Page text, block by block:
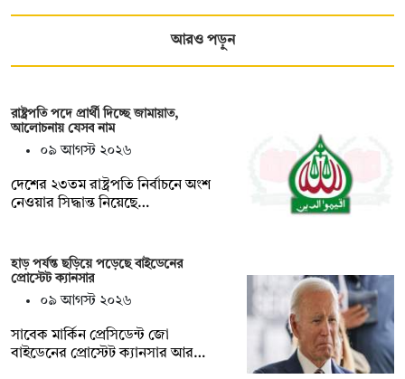
আরও পড়ুন
রাষ্ট্রপতি পদে প্রার্থী দিচ্ছে জামায়াত,
আলোচনায় যেসব নাম
০৯ আগস্ট ২০২৬
দেশের ২৩তম রাষ্ট্রপতি নির্বাচনে অংশ
নেওয়ার সিদ্ধান্ত নিয়েছে…
হাড় পর্যন্ত ছড়িয়ে পড়েছে বাইডেনের
প্রোস্টেট ক্যানসার
০৯ আগস্ট ২০২৬
সাবেক মার্কিন প্রেসিডেন্ট জো
বাইডেনের প্রোস্টেট ক্যানসার আর…